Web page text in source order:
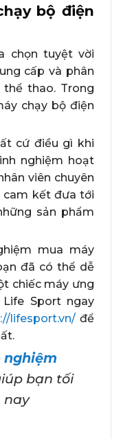
bộ điện
chọn tuyệt vời
cấp và phân
thao. Trong
chạy bộ điện
cứ điều gì khi
nghiệm hoạt
viên chuyên
cam kết đưa tới
sản phẩm
mua máy
đã có thể dễ
chiếc máy ưng
Sport ngay
lifesport.vn/để
nghiệm
bạn tối
nay